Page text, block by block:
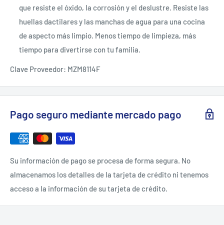
que resiste el óxido, la corrosión y el deslustre. Resiste las
huellas dactilares y las manchas de agua para una cocina
de aspecto más limpio. Menos tiempo de limpieza, más
tiempo para divertirse con tu familia.
Clave Proveedor: MZM8114F
Pago seguro mediante mercado pago
Su información de pago se procesa de forma segura. No
almacenamos los detalles de la tarjeta de crédito ni tenemos
acceso a la información de su tarjeta de crédito.